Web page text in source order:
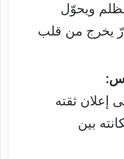
ويحوّل
يخرج من قلب
إعلان ثقته
بين